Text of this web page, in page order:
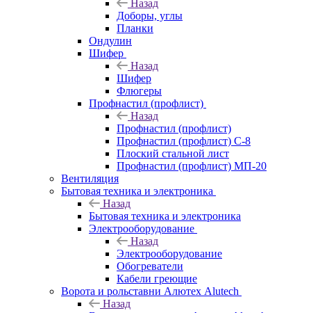
Назад
Доборы, углы
Планки
Ондулин
Шифер
Назад
Шифер
Флюгеры
Профнастил (профлист)
Назад
Профнастил (профлист)
Профнастил (профлист) С-8
Плоский стальной лист
Профнастил (профлист) МП-20
Вентиляция
Бытовая техника и электроника
Назад
Бытовая техника и электроника
Электрооборудование
Назад
Электрооборудование
Обогреватели
Кабели греющие
Ворота и рольставни Алютех Alutech
Назад